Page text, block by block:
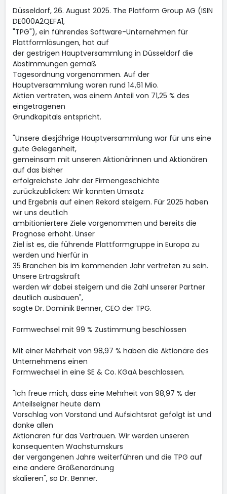
Düsseldorf, 26. August 2025. The Platform Group AG (ISIN
DE000A2QEFA1,
"TPG"), ein führendes Software-Unternehmen für
Plattformlösungen, hat auf
der gestrigen Hauptversammlung in Düsseldorf die
Abstimmungen gemäß
Tagesordnung vorgenommen. Auf der
Hauptversammlung waren rund 14,61 Mio.
Aktien vertreten, was einem Anteil von 71,25 % des
eingetragenen
Grundkapitals entspricht.
"Unsere diesjährige Hauptversammlung war für uns eine
gute Gelegenheit,
gemeinsam mit unseren Aktionärinnen und Aktionären
auf das bisher
erfolgreichste Jahr der Firmengeschichte
zurückzublicken: Wir konnten Umsatz
und Ergebnis auf einen Rekord steigern. Für 2025 haben
wir uns deutlich
ambitioniertere Ziele vorgenommen und bereits die
Prognose erhöht. Unser
Ziel ist es, die führende Plattformgruppe in Europa zu
werden und hierfür in
35 Branchen bis im kommenden Jahr vertreten zu sein.
Unsere Ertragskraft
werden wir dabei steigern und die Zahl unserer Partner
deutlich ausbauen",
sagte Dr. Dominik Benner, CEO der TPG.
Formwechsel mit 99 % Zustimmung beschlossen
Mit einer Mehrheit von 98,97 % haben die Aktionäre des
Unternehmens einen
Formwechsel in eine SE & Co. KGaA beschlossen.
"Ich freue mich, dass eine Mehrheit von 98,97 % der
Anteilseigner heute dem
Vorschlag von Vorstand und Aufsichtsrat gefolgt ist und
danke allen
Aktionären für das Vertrauen. Wir werden unseren
konsequenten Wachstumskurs
der vergangenen Jahre weiterführen und die TPG auf
eine andere Größenordnung
skalieren", so Dr. Benner.